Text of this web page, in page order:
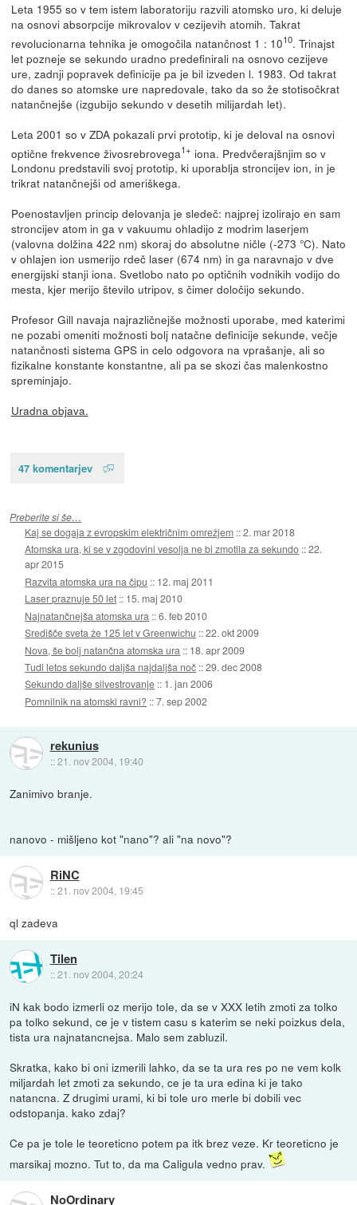
Leta 1955 so v tem istem laboratoriju razvili atomsko uro, ki deluje
na osnovi absorpcije mikrovalov v cezijevih atomih. Takrat
revolucionarna tehnika je omogočila natančnost 1 : 1010. Trinajst
let pozneje se sekundo uradno predefinirali na osnovo cezijeve
ure, zadnji popravek definicije pa je bil izveden l. 1983. Od takrat
do danes so atomske ure napredovale, tako da so že stotisočkrat
natančnejše (izgubijo sekundo v desetih milijardah let).
Leta 2001 so v ZDA pokazali prvi prototip, ki je deloval na osnovi
optične frekvence živosrebrovega1+ iona. Predvčerajšnjim so v
Londonu predstavili svoj prototip, ki uporablja stroncijev ion, in je
trikrat natančnejši od ameriškega.
Poenostavljen princip delovanja je sledeč: najprej izolirajo en sam
stroncijev atom in ga v vakuumu ohladijo z modrim laserjem
(valovna dolžina 422 nm) skoraj do absolutne ničle (-273 °C). Nato
v ohlajen ion usmerijo rdeč laser (674 nm) in ga naravnajo v dve
energijski stanji iona. Svetlobo nato po optičnih vodnikih vodijo do
mesta, kjer merijo število utripov, s čimer določijo sekundo.
Profesor Gill navaja najrazličnejše možnosti uporabe, med katerimi
ne pozabi omeniti možnosti bolj natačne definicije sekunde, večje
natančnosti sistema GPS in celo odgovora na vprašanje, ali so
fizikalne konstante konstantne, ali pa se skozi čas malenkostno
spreminjajo.
Uradna objava.
47 komentarjev
Preberite si še…
Kaj se dogaja z evropskim električnim omrežjem ::2. mar 2018
Atomska ura, ki se v zgodovini vesolja ne bi zmotila za sekundo ::22.
apr 2015
Razvita atomska ura na čipu :: 12. maj 2011
Laser praznuje 50 let :: 15. maj 2010
Najnatančnejša atomska ura ::6. feb 2010
Središče sveta že 125 let v Greenwichu ::22. okt 2009
Nova, še bolj natančna atomska ura :: 18. apr 2009
Tudi letos sekundo daljša najdaljša noč ::29. dec 2008
Sekundo daljše silvestrovanje :: 1. jan 2006
Pomnilnik na atomski ravni? ::7. sep 2002
rekunius
::21. nov 2004, 19:40
Zanimivo branje.
nanovo - mišljeno kot "nano"? ali "na novo"?
RiNC
::21. nov 2004, 19:45
ql zadeva
Tilen
::21. nov 2004, 20:24
iN kak bodo izmerli oz merijo tole, da se v XXX letih zmoti za tolko
pa tolko sekund, ce je v tistem casu s katerim se neki poizkus dela,
tista ura najnatancnejsa. Malo sem zabluzil.
Skratka, kako bi oni izmerili lahko, da se ta ura res po ne vem kolk
miljardah let zmoti za sekundo, ce je ta ura edina ki je tako
natancna. Z drugimi urami, ki bi tole uro merle bi dobili vec
odstopanja. kako zdaj?
Ce pa je tole le teoreticno potem pa itk brez veze. Kr teoreticno je
marsikaj mozno. Tut to, da ma Caligula vedno prav.
NoOrdinary